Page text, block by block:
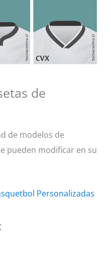
de
de modelos de
pueden modificar en su
Personalizadas